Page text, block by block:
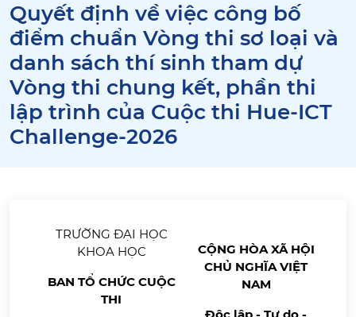
Quyết định về việc công bố
điểm chuẩn Vòng thi sơ loại và
danh sách thí sinh tham dự
Vòng thi chung kết, phần thi
lập trình của Cuộc thi Hue-ICT
Challenge-2026
TRƯỜNG ĐẠI HỌC
KHOA HỌC
BAN TỔ CHỨC CUỘC
THI
CỘNG HÒA XÃ HỘI
CHỦ NGHĨA VIỆT
NAM